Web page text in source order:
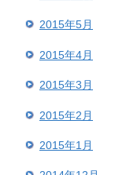
2015年5月
2015年4月
2015年3月
2015年2月
2015年1月